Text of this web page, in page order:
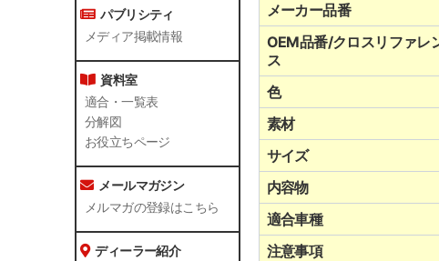
パブリシティ
メディア掲載情報
資料室
適合・一覧表
分解図
お役立ちページ
メールマガジン
メルマガの登録はこちら
ディーラー紹介
メーカー品番
OEM品番/クロスリファレ
ス
色
素材
サイズ
内容物
適合車種
注意事項